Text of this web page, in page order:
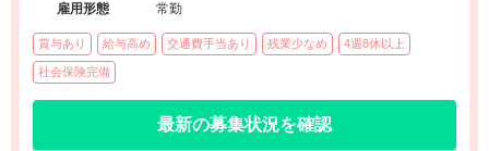
雇用形態
常勤
賞与あり 給与高め 交通費手当あり 残業少なめ 4週8休以上
社会保険完備
最新の募集状況を確認